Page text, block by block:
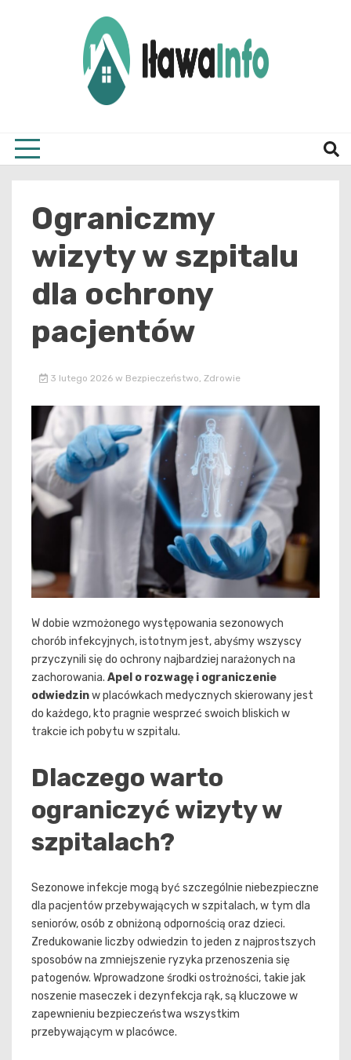
Ograniczmy
wizyty w szpitalu
dla ochrony
pacjentów
3 lutego 2026 w Bezpieczeństwo, Zdrowie
W dobie wzmożonego występowania sezonowych
chorób infekcyjnych, istotnym jest, abyśmy wszyscy
przyczynili się do ochrony najbardziej narażonych na
zachorowania. Apel o rozwagę i ograniczenie
odwiedzinw placówkach medycznych skierowany jest
do każdego, kto pragnie wesprzeć swoich bliskich w
trakcie ich pobytu w szpitalu.
Dlaczego warto
ograniczyć wizyty w
szpitalach?
Sezonowe infekcje mogą być szczególnie niebezpieczne
dla pacjentów przebywających w szpitalach, w tym dla
seniorów, osób z obniżoną odpornością oraz dzieci.
Zredukowanie liczby odwiedzin to jeden z najprostszych
sposobów na zmniejszenie ryzyka przenoszenia się
patogenów. Wprowadzone środki ostrożności, takie jak
noszenie maseczek i dezynfekcja rąk, są kluczowe w
zapewnieniu bezpieczeństwa wszystkim
przebywającym w placówce.